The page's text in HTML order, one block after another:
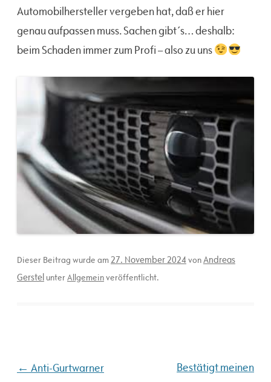
Automobilhersteller vergeben hat, daß er hier
genau aufpassen muss. Sachen gibt´s… deshalb:
beim Schaden immer zum Profi – also zu uns
Dieser Beitrag wurde am27. November 2024 vonAndreas
Gerstel unterAllgemeinveröffentlicht.
Beitragsnavigation
← Anti-Gurtwarner
Bestätigt meinen